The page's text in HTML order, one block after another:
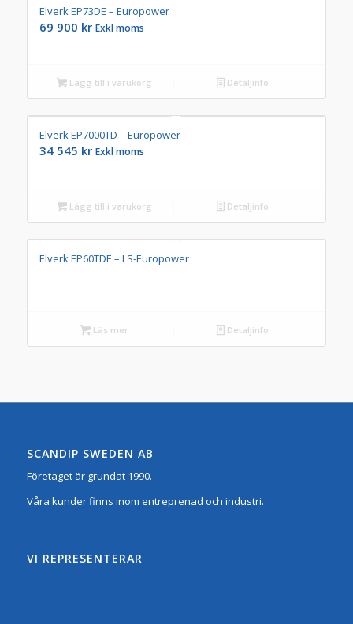
Elverk EP73DE – Europower
69 900 kr Exkl moms
Lägg till i varukorg Detaljinfo
Elverk EP7000TD – Europower
34 545 kr Exkl moms
Lägg till i varukorg Detaljinfo
Elverk EP60TDE – LS-Europower
Läs mer Detaljinfo
SCANDIP SWEDEN AB
Företaget är grundat 1990.
Våra kunder finns inom entreprenad och industri.
VI REPRESENTERAR